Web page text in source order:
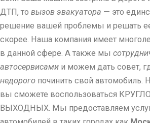
ДТП, то вызов эвакуатора — это
решение вашей проблемы и решать
скорее. Наша компания имеет
в данной сфере. А также мы
автосервисами и можем дать совет,
недорого починить свой автомобиль.
вы сможете воспользоваться
ВЫХОДНЫХ. Мы предоставляем